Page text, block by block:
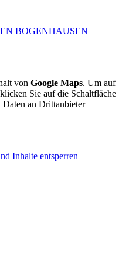
BOGENHAUSEN
vonGoogle Maps. Um auf
Sie auf die Schaltfläche
Daten an Drittanbieter
Inhalte entsperren